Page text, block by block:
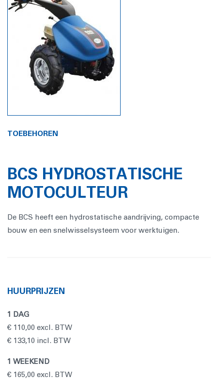
TOEBEHOREN
BCS HYDROSTATISCHE
MOTOCULTEUR
De BCS heeft een hydrostatische aandrijving, compacte
bouw en een snelwisselsysteem voor werktuigen.
HUURPRIJZEN
1 DAG
€ 110,00 excl. BTW
€ 133,10 incl. BTW
1 WEEKEND
€ 165,00 excl. BTW